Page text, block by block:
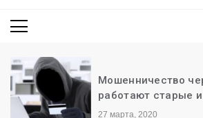
Мошенничество
работают старые
27 марта, 2020